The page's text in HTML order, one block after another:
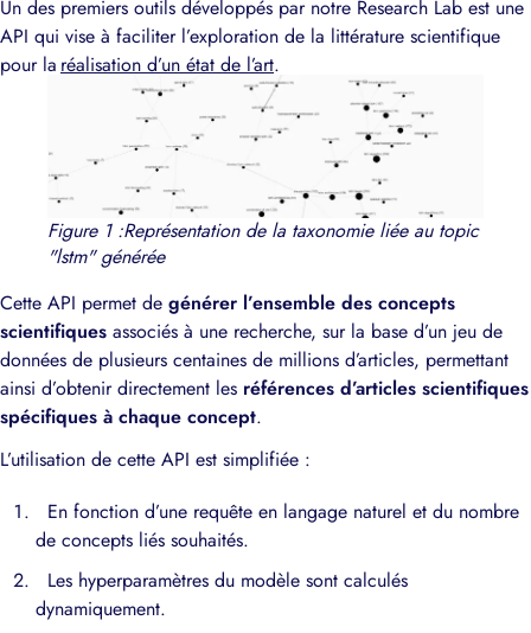
Un des premiers outils développés par notre Research Lab est une
API qui vise à faciliter l’exploration de la littérature scientifique
pour la réalisation d’un état de l’art.
Figure 1 :Représentation de la taxonomie liée au topic
"lstm" générée
Cette API permet de générer l’ensemble des concepts
scientifiques associés à une recherche, sur la base d’un jeu de
données de plusieurs centaines de millions d’articles, permettant
ainsi d’obtenir directement les références d’articles scientifiques
spécifiques à chaque concept.
L’utilisation de cette API est simplifiée :
En fonction d’une requête en langage naturel et du nombre
de concepts liés souhaités.
Les hyperparamètres du modèle sont calculés
dynamiquement.